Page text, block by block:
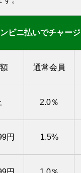
ビニ払いでチャージ
通常会員
2.0％
円 1.5%